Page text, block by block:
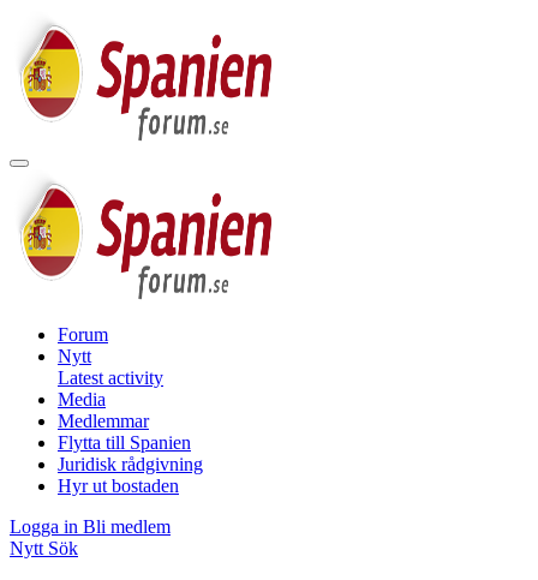
Forum
Nytt
Latest activity
Media
Medlemmar
Flytta till Spanien
Juridisk rådgivning
Hyr ut bostaden
Logga in Bli medlem
Nytt Sök